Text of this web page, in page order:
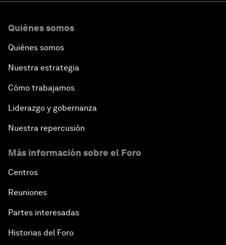
Quiénes somos
Quiénes somos
Nuestra estrategia
Cómo trabajamos
Liderazgo y gobernanza
Nuestra repercusión
Más información sobre el Foro
Centros
Reuniones
Partes interesadas
Historias del Foro